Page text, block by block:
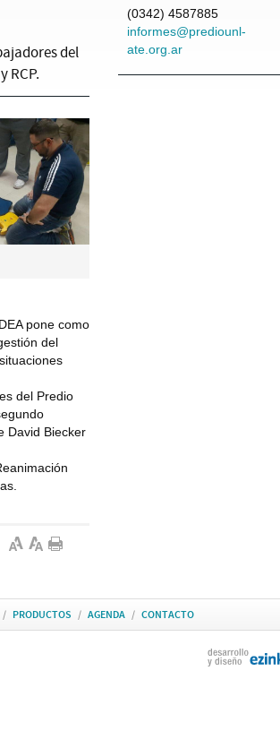
del
RCP.
pone como
del
del Predio
David Biecker
(0342) 4587885
informes@prediounl-
ate.org.ar
/ PRODUCTOS / AGENDA / CONTACTO